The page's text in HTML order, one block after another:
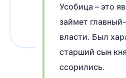
Усобица – это
займет
власти. Был
старший сын
ссорились.